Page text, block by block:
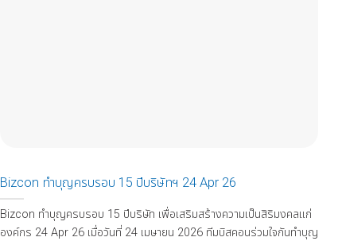
Bizcon ทำบุญครบรอบ 15 ปีบริษัทฯ 24 Apr 26
Bizcon ทำบุญครบรอบ 15 ปีบริษัท เพื่อเสริมสร้างความเป็นสิริมงคลแก่
องค์กร 24 Apr 26 เมื่อวันที่ 24 เมษายน 2026 ทีมบิสคอนร่วมใจกันทำบุญ